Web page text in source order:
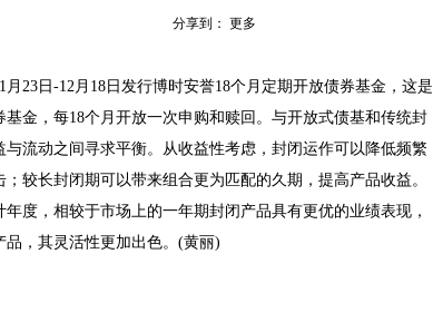
分享到： 更多
日-12月18日发行博时安誉18个月定期开放债券基金，这是
金，每18个月开放一次申购和赎回。与开放式债基和传统封
流动之间寻求平衡。从收益性考虑，封闭运作可以降低频繁
较长封闭期可以带来组合更为匹配的久期，提高产品收益。
度，相较于市场上的一年期封闭产品具有更优的业绩表现，
，其灵活性更加出色。(黄丽)